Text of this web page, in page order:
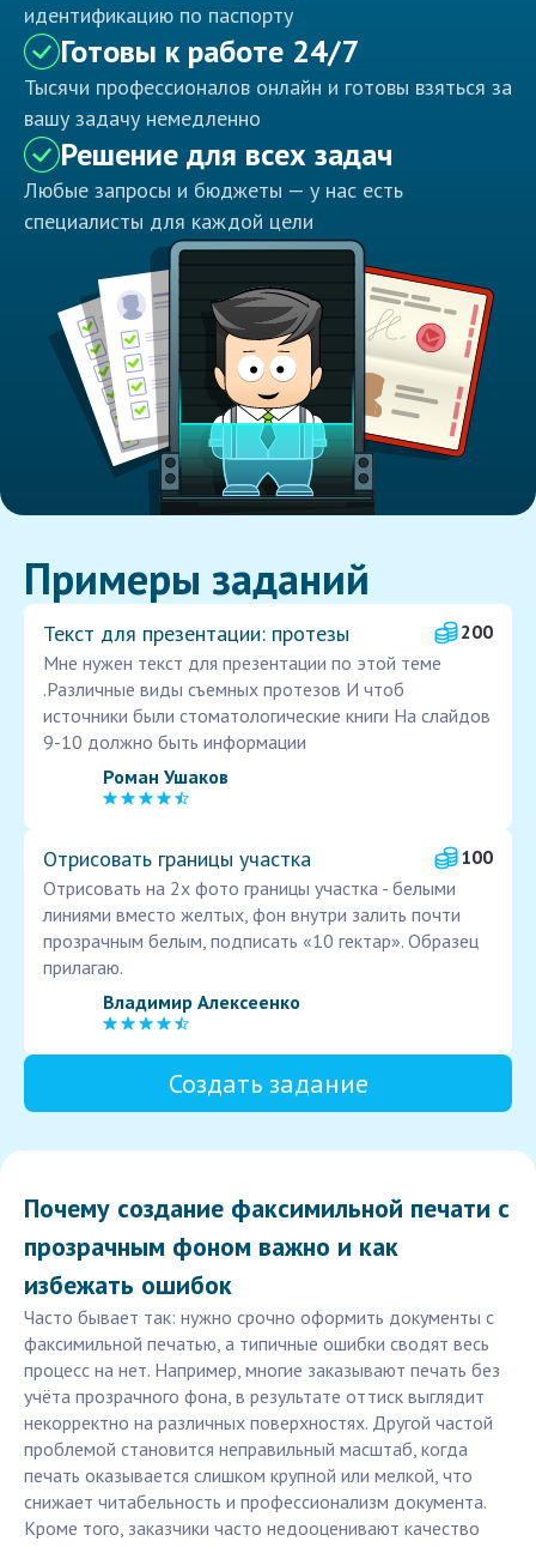
идентификацию по паспорту
Готовы к работе 24/7
Тысячи профессионалов онлайн и готовы взяться за
вашу задачу немедленно
Решение для всех задач
Любые запросы и бюджеты — у нас есть
специалисты для каждой цели
Примеры заданий
Текст для презентации: протезы
200
Мне нужен текст для презентации по этой теме
.Различные виды съемных протезов И чтоб
источники были стоматологические книги На слайдов
9-10 должно быть информации
Роман Ушаков
Отрисовать границы участка
100
Отрисовать на 2х фото границы участка - белыми
линиями вместо желтых, фон внутри залить почти
прозрачным белым, подписать «10 гектар». Образец
прилагаю.
Владимир Алексеенко
Создать задание
Почему создание факсимильной печати с
прозрачным фоном важно и как
избежать ошибок
Часто бывает так: нужно срочно оформить документы с
факсимильной печатью, а типичные ошибки сводят весь
процесс на нет. Например, многие заказывают печать без
учёта прозрачного фона, в результате оттиск выглядит
некорректно на различных поверхностях. Другой частой
проблемой становится неправильный масштаб, когда
печать оказывается слишком крупной или мелкой, что
снижает читабельность и профессионализм документа.
Кроме того, заказчики часто недооценивают качество